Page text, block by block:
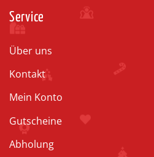
Service
Über uns
Kontakt
Mein Konto
Gutscheine
Abholung